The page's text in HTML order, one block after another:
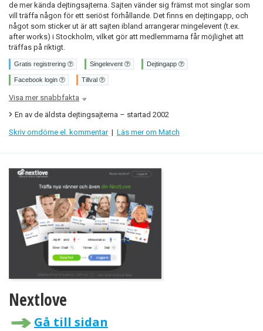
de mer kända dejtingsajterna. Sajten vänder sig främst mot singlar som
vill träffa någon för ett seriöst förhållande. Det finns en dejtingapp, och
något som sticker ut är att sajten ibland arrangerar mingelevent (t.ex.
after works) i Stockholm, vilket gör att medlemmarna får möjlighet att
träffas på riktigt.
Gratis registrering Singelevent Dejtingapp
Facebook login Tillval
Visa mer snabbfakta
En av de äldsta dejtingsajterna – startad 2002
Skriv omdöme el. kommentar | Läs mer om Match
Nextlove
Gå till sidan